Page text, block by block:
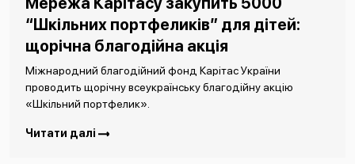
“Шкільних портфеликів” для дітей:
щорічна благодійна акція
Міжнародний благодійний фонд Карітас України
проводить щорічну всеукраїнську благодійну акцію
«Шкільний портфелик».
Читати далі